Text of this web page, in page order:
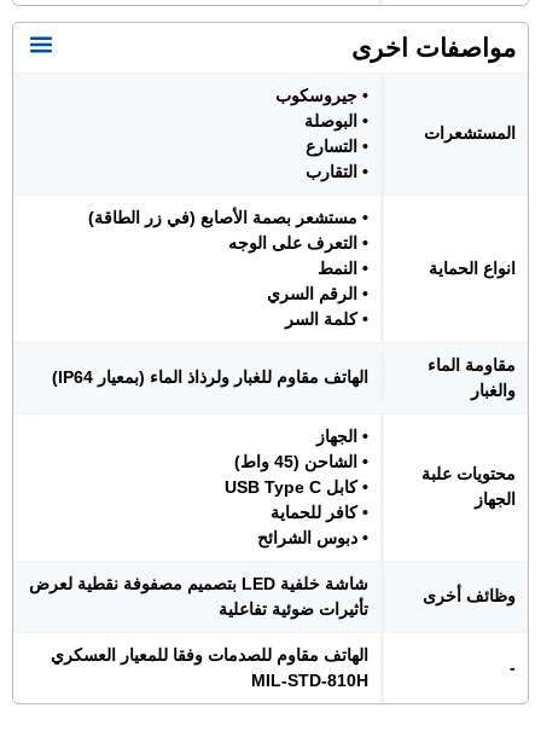
مواصفات اخرى
المستشعرات
• جيروسكوب
• البوصلة
• التسارع
• التقارب
انواع الحماية
• مستشعر بصمة الأصابع (في زر الطاقة)
• التعرف على الوجه
• النمط
• الرقم السري
• كلمة السر
مقاومة الماء
والغبار
الهاتف مقاوم للغبار ولرذاذ الماء (بمعيار IP64)
محتويات علبة
الجهاز
• الجهاز
• الشاحن (45 واط)
• كابل USB Type C
• كافر للحماية
• دبوس الشرائح
وظائف أخرى
شاشة خلفية LED بتصميم مصفوفة نقطية لعرض
تأثيرات ضوئية تفاعلية
-
الهاتف مقاوم للصدمات وفقا للمعيار العسكري
MIL-STD-810H